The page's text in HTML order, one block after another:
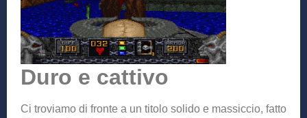
Duro e cattivo
Ci troviamo di fronte a un titolo solido e massiccio, fatto